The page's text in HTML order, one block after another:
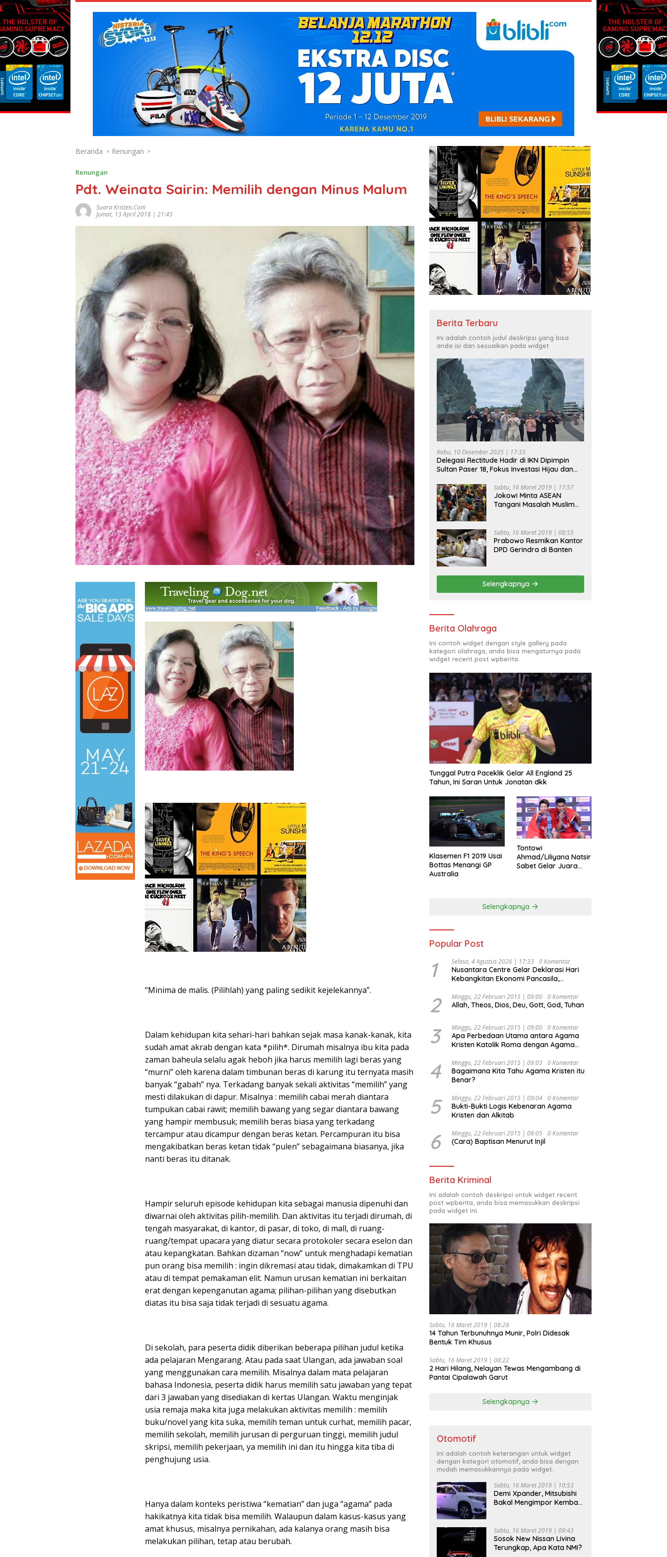
Beranda Renungan
Renungan
Pdt. Weinata Sairin: Memilih dengan Minus Malum
Suara Kristen.com
Jumat, 13 April 2018 | 21:45
“Minima de malis. (Pilihlah) yang paling sedikit kejelekannya”.
Dalam kehidupan kita sehari-hari bahkan sejak masa kanak-kanak, kita
sudah amat akrab dengan kata *pilih*. Dirumah misalnya ibu kita pada
zaman baheula selalu agak heboh jika harus memilih lagi beras yang
“murni” oleh karena dalam timbunan beras di karung itu ternyata masih
banyak “gabah” nya. Terkadang banyak sekali aktivitas “memilih” yang
mesti dilakukan di dapur. Misalnya : memilih cabai merah diantara
tumpukan cabai rawit; memilih bawang yang segar diantara bawang
yang hampir membusuk; memilih beras biasa yang terkadang
tercampur atau dicampur dengan beras ketan. Percampuran itu bisa
mengakibatkan beras ketan tidak “pulen” sebagaimana biasanya, jika
nanti beras itu ditanak.
Hampir seluruh episode kehidupan kita sebagai manusia dipenuhi dan
diwarnai oleh aktivitas pilih-memilih. Dan aktivitas itu terjadi dirumah, di
tengah masyarakat, di kantor, di pasar, di toko, di mall, di ruang-
ruang/tempat upacara yang diatur secara protokoler secara eselon dan
atau kepangkatan. Bahkan dizaman “now” untuk menghadapi kematian
pun orang bisa memilih : ingin dikremasi atau tidak, dimakamkan di TPU
atau di tempat pemakaman elit. Namun urusan kematian ini berkaitan
erat dengan kepenganutan agama; pilihan-pilihan yang disebutkan
diatas itu bisa saja tidak terjadi di sesuatu agama.
Di sekolah, para peserta didik diberikan beberapa pilihan judul ketika
ada pelajaran Mengarang. Atau pada saat Ulangan, ada jawaban soal
yang menggunakan cara memilih. Misalnya dalam mata pelajaran
bahasa Indonesia, peserta didik harus memilih satu jawaban yang tepat
dari 3 jawaban yang disediakan di kertas Ulangan. Waktu menginjak
usia remaja maka kita juga melakukan aktivitas memilih : memilih
buku/novel yang kita suka, memilih teman untuk curhat, memilih pacar,
memilih sekolah, memilih jurusan di perguruan tinggi, memilih judul
skripsi, memilih pekerjaan, ya memilih ini dan itu hingga kita tiba di
penghujung usia.
Hanya dalam konteks peristiwa “kematian” dan juga “agama” pada
hakikatnya kita tidak bisa memilih. Walaupun dalam kasus-kasus yang
amat khusus, misalnya pernikahan, ada kalanya orang masih bisa
melakukan pilihan, tetap atau berubah.
Berita Terbaru
Ini adalah contoh judul deskripsi yang bisa
anda isi dan sesuaikan pada widget
Rabu, 10 Desember 2025 | 17:33
Delegasi Rectitude Hadir di IKN Dipimpin
Sultan Paser 18, Fokus Investasi Hijau dan
Sabtu, 16 Maret 2019 | 17:57
Jokowi Minta ASEAN
Tangani Masalah Muslim
Sabtu, 16 Maret 2019 | 08:55
Prabowo Resmikan Kantor
DPD Gerindra di Banten
Selengkapnya
Berita Olahraga
Ini contoh widget dengan style gallery pada
kategori olahraga, anda bisa mengaturnya pada
widget recent post wpberita.
Tunggal Putra Paceklik Gelar All England 25
Tahun, Ini Saran Untuk Jonatan dkk
Klasemen F1 2019 Usai
Bottas Menangi GP
Australia
Tontowi
Ahmad/Liliyana Natsir
Sabet Gelar Juara
Selengkapnya
Popular Post
1 Selasa, 4 Agustus 2026 | 17:33 0 Komentar
Nusantara Centre Gelar Deklarasi Hari
Kebangkitan Ekonomi Pancasila,
Djojohadikusumo Anti Penjajahan
(Pergolakan Ekonomi Politik Indonesia) &
Undang Perekonomian Nasional dan
Kesejahteraan Sosial dalam Menata
Bangsa Menuju Indonesia Emas 2045”,
2 Minggu, 22 Februari 2015 | 09:00 0 Komentar
Allah, Theos, Dios, Deu, Gott, God, Tuhan
3 Minggu, 22 Februari 2015 | 09:00 0 Komentar
Apa Perbedaan Utama antara Agama
Kristen Katolik Roma dengan Agama
4 Minggu, 22 Februari 2015 | 09:03 0 Komentar
Bagaimana Kita Tahu Agama Kristen itu
Benar?
5 Minggu, 22 Februari 2015 | 09:04 0 Komentar
Bukti-Bukti Logis Kebenaran Agama
Kristen dan Alkitab
6 Minggu, 22 Februari 2015 | 09:05 0 Komentar
(Cara) Baptisan Menurut Injil
Berita Kriminal
Ini adalah contoh deskripsi untuk widget recent
post wpberita, anda bisa memasukkan deskripsi
pada widget ini.
Sabtu, 16 Maret 2019 | 08:28
14 Tahun Terbunuhnya Munir, Polri Didesak
Bentuk Tim Khusus
Sabtu, 16 Maret 2019 | 08:22
2 Hari Hilang, Nelayan Tewas Mengambang di
Pantai Cipalawah Garut
Selengkapnya
Otomotif
Ini adalah contoh keterangan untuk widget
dengan kategori otomotif, anda bisa dengan
mudah memasukkannya pada widget.
Sabtu, 16 Maret 2019 | 10:53
Demi Xpander, Mitsubishi
Bakal Mengimpor Kembali
Sabtu, 16 Maret 2019 | 09:43
Sosok New Nissan Livina
Terungkap, Apa Kata NMI?